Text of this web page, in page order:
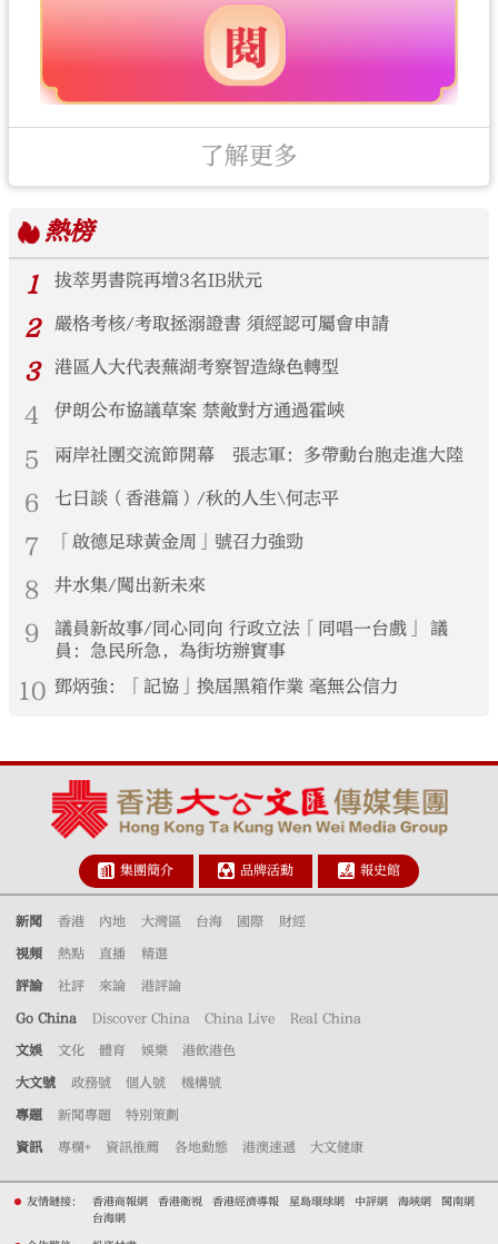
了解更多
熱榜
1
拔萃男書院再增3名IB狀元
2 嚴格考核/考取拯溺證書 須經認可屬會申請
3 港區人大代表蕪湖考察智造綠色轉型
4 伊朗公布協議草案 禁敵對方通過霍峽
5 兩岸社團交流節開幕 張志軍：多帶動台胞走進大陸
6 七日談（香港篇）/秋的人生\何志平
7 「啟德足球黃金周」號召力強勁
8 井水集/闖出新未來
9
議員新故事/同心同向 行政立法「同唱一台戲」 議
員：急民所急，為街坊辦實事
10 鄧炳強：「記協」換屆黑箱作業 毫無公信力
集團簡介 品牌活動 報史館
新聞 香港 內地 大灣區 台海 國際 財經
視頻 熱點 直播 精選
評論 社評 來論 港評論
Go China Discover China China Live Real China
文娛 文化 體育 娛樂 港飲港色
大文號 政務號 個人號 機構號
專題 新聞專題 特別策劃
資訊 專欄+ 資訊推薦 各地動態 港澳速遞 大文健康
友情鏈接： 香港商報網 香港衛視 香港經濟導報 星島環球網 中評網 海峽網
閩南網
台海網